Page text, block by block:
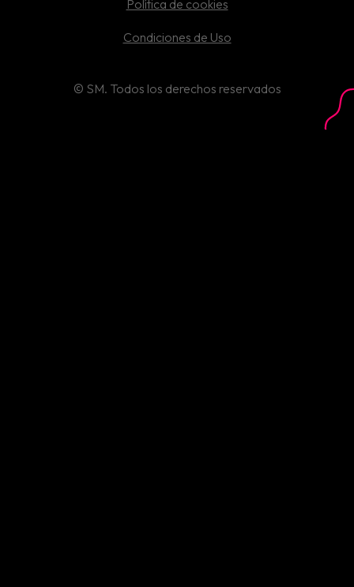
© SM. Todos los derechos reservados
Política de cookies
Condiciones de Uso